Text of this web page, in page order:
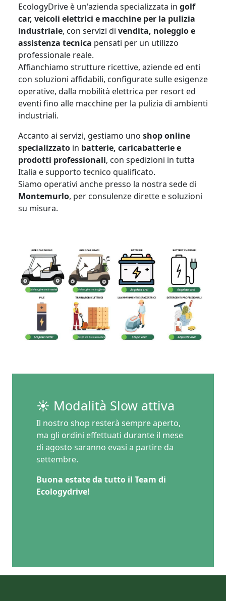
EcologyDrive è un'azienda specializzata in golf
car, veicoli elettrici e macchine per la pulizia
industriale, con servizi di vendita, noleggio e
assistenza tecnica pensati per un utilizzo
professionale reale.
Affianchiamo strutture ricettive, aziende ed enti
con soluzioni affidabili, configurate sulle esigenze
operative, dalla mobilità elettrica per resort ed
eventi fino alle macchine per la pulizia di ambienti
industriali.
Accanto ai servizi, gestiamo uno shop online
specializzato in batterie, caricabatterie e
prodotti professionali, con spedizioni in tutta
Italia e supporto tecnico qualificato.
Siamo operativi anche presso la nostra sede di
Montemurlo, per consulenze dirette e soluzioni
su misura.
☀️ Modalità Slow attiva
Il nostro shop resterà sempre aperto,
ma gli ordini effettuati durante il mese
di agosto saranno evasi a partire da
settembre.
Buona estate da tutto il Team di
Ecologydrive!